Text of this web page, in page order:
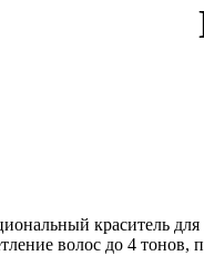
краситель
волос до 4